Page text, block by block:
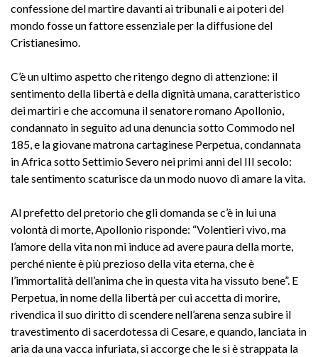
confessione del martire davanti ai tribunali e ai poteri del
mondo fosse un fattore essenziale per la diffusione del
Cristianesimo.
C’è un ultimo aspetto che ritengo degno di attenzione: il
sentimento della libertà e della dignità umana, caratteristico
dei martiri e che accomuna il senatore romano Apollonio,
condannato in seguito ad una denuncia sotto Commodo nel
185, e la giovane matrona cartaginese Perpetua, condannata
in Africa sotto Settimio Severo nei primi anni del III secolo:
tale sentimento scaturisce da un modo nuovo di amare la vita.
Al prefetto del pretorio che gli domanda se c’è in lui una
volontà di morte, Apollonio risponde: “Volentieri vivo, ma
l’amore della vita non mi induce ad avere paura della morte,
perché niente è più prezioso della vita eterna, che è
l’immortalità dell’anima che in questa vita ha vissuto bene”. E
Perpetua, in nome della libertà per cui accetta di morire,
rivendica il suo diritto di scendere nell’arena senza subire il
travestimento di sacerdotessa di Cesare, e quando, lanciata in
aria da una vacca infuriata, si accorge che le si è strappata la